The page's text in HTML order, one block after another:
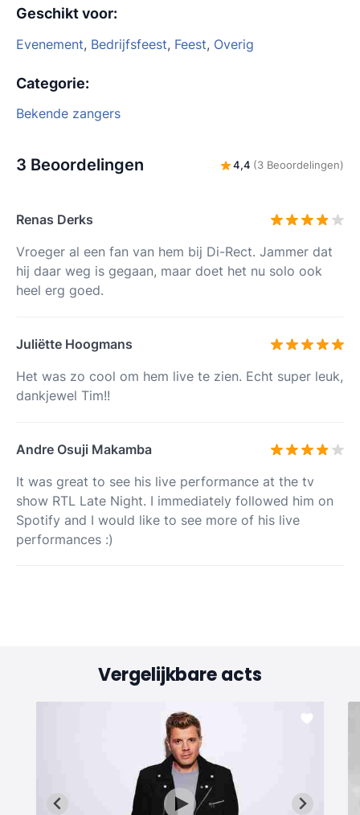
Geschikt voor:
Evenement, Bedrijfsfeest, Feest, Overig
Categorie:
Bekende zangers
3 Beoordelingen 4,4 (3 Beoordelingen)
Renas Derks
Vroeger al een fan van hem bij Di-Rect. Jammer dat
hij daar weg is gegaan, maar doet het nu solo ook
heel erg goed.
Juliëtte Hoogmans
Het was zo cool om hem live te zien. Echt super leuk,
dankjewel Tim!!
Andre Osuji Makamba
It was great to see his live performance at the tv
show RTL Late Night. I immediately followed him on
Spotify and I would like to see more of his live
performances :)
Vergelijkbare acts